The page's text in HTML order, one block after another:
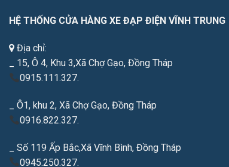
HỆ THỐNG CỬA HÀNG XE ĐẠP ĐIỆN VĨNH TRUNG
Địa chỉ:
_ 15, Ô 4, Khu 3,Xã Chợ Gạo, Đồng Tháp
0915.111.327.
_ Ô1, khu 2, Xã Chợ Gạo, Đồng Tháp
0916.822.327.
_ Số 119 Ấp Bắc,Xã Vĩnh Bình, Đồng Tháp
0945.250.327.